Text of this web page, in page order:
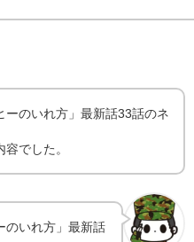
ーのいれ方」最新話33話のネ
でした。
のいれ方」最新話